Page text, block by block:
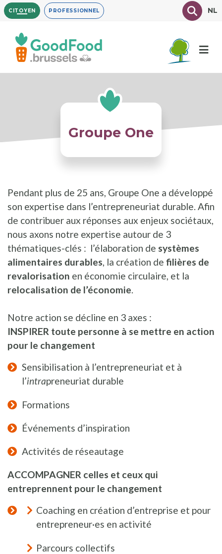
Aller
au
contenu
principal
CITOYEN PROFESSIONNEL TexteNL
Groupe One
Pendant plus de 25 ans, Groupe One a développé
son expertise dans l’entrepreneuriat durable. Afin
de contribuer aux réponses aux enjeux sociétaux,
nous axons notre expertise autour de 3
thématiques-clés : l’élaboration de systèmes
alimentaires durables, la création de filières de
revalorisation en économie circulaire, et la
relocalisation de l’économie.
Notre action se décline en 3 axes :
INSPIRER toute personne à se mettre en action
pour le changement
Sensibilisation à l’entrepreneuriat et à
l’intrapreneuriat durable
Formations
Événements d’inspiration
Activités de réseautage
ACCOMPAGNER celles et ceux qui
entreprennent pour le changement
Coaching en création d’entreprise et pour
entrepreneur·es en activité
Parcours collectifs